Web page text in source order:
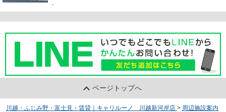
-
ページトップへ
川越・ふじみ野・富士見・賃貸｜キャリルーノ 川越新河岸店 > 周辺施設案内